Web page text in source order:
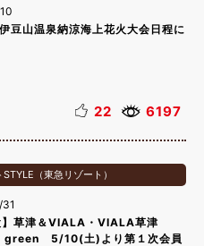
豆山温泉納涼海上花火大会日程に
22 6197
STYLE（東急リゾート）
】草津＆VIALA・VIALA草津
5/10(土)より第１次会員